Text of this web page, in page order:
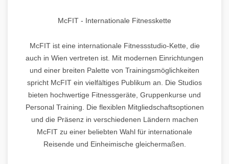
McFIT - Internationale Fitnesskette
McFIT ist eine internationale Fitnessstudio-Kette, die
auch in Wien vertreten ist. Mit modernen Einrichtungen
und einer breiten Palette von Trainingsmöglichkeiten
spricht McFIT ein vielfältiges Publikum an. Die Studios
bieten hochwertige Fitnessgeräte, Gruppenkurse und
Personal Training. Die flexiblen Mitgliedschaftsoptionen
und die Präsenz in verschiedenen Ländern machen
McFIT zu einer beliebten Wahl für internationale
Reisende und Einheimische gleichermaßen.